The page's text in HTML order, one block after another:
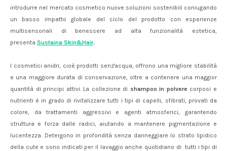
introdurre nel mercato cosmetico nuove soluzioni sostenibili coniugando
un basso impatto globale del ciclo del prodotto con esperienze
multisensoriali di benessere ad alta funzionalità estetica,
presenta Sustaina Skin&Hair.
I cosmetici anidri, cioè prodotti senz'acqua, offrono una migliore stabilità
e una maggiore durata di conservazione, oltre a contenere una maggior
quantità di principi attivi. La collezione di shampoo in polvere corposi e
nutrienti è in grado di rivitalizzare tutti i tipi di capelli, sfibrati, provati da
colore, da trattamenti aggressivi e agenti atmosferici, garantendo
struttura e forza dalle radici, aiutando a mantenere pigmentazione e
lucentezza. Detergono in profondità senza danneggiare lo strato lipidico
della cute e sono indicati per il lavaggio anche quotidiano di tutti i tipi di